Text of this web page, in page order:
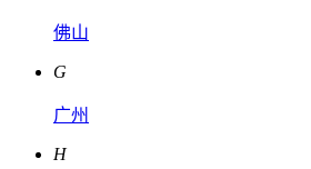
佛山
G
广州
H